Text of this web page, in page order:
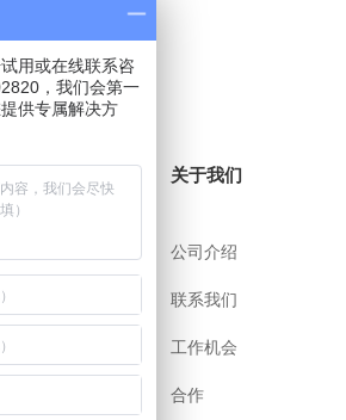
关于我们
公司介绍
联系我们
工作机会
合作
用或在线联系咨
，我们会第一
供专属解决方